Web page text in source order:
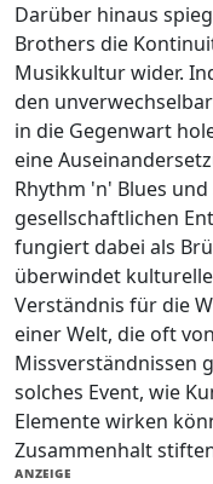
Darüber hinaus
Brothers die
Musikkultur wider.
den
in die Gegenwart
eine
Rhythm 'n' Blues
gesellschaftlichen
fungiert dabei als
überwindet
Verständnis für die
einer Welt, die oft
Missverständnissen
solches Event, wie
Elemente wirken
Zusammenhalt
ANZEIGE